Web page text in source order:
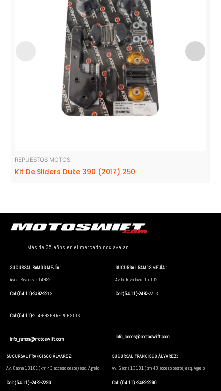
REPUESTOS MOTOS
Kit De Sliders Duke 390 (2017) 250
Más de 35 años en el mercado nos avalan.
SUCURSAL RAMOS MEJÍA :
Avda. Rivadavia 14992.
Cel:(54.11)-2462-2213
Cel:(54.11)-2049-9369 REPUESTOS
info_ramos@motoswift.com
SUCURSAL RAMOS MEJÍA :
Avda. Rivadavia 15002.
Cel:(54.11)-2462-2213
info_ramos@motoswift.com
SUCURSAL FRANCISCO ÁLVAREZ:
Av. Gaona 13101 (km 43 acceso oeste) esq. Agrelo
Cel: (54.11) -2462-2290
SUCURSAL FRANCISCO ÁLVAREZ:
Av. Gaona 13101 (km 43 acceso oeste) esq. Agrelo
Cel: (54.11) -2462-2290